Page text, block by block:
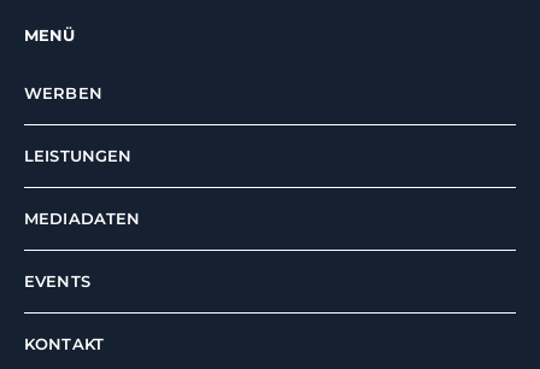
MENÜ
WERBEN
LEISTUNGEN
MEDIADATEN
EVENTS
KONTAKT